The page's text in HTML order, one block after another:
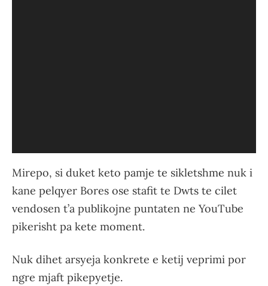
Mirepo, si duket keto pamje te sikletshme nuk i
kane pelqyer Bores ose stafit te Dwts te cilet
vendosen t’a publikojne puntaten ne YouTube
pikerisht pa kete moment.
Nuk dihet arsyeja konkrete e ketij veprimi por
ngre mjaft pikepyetje.